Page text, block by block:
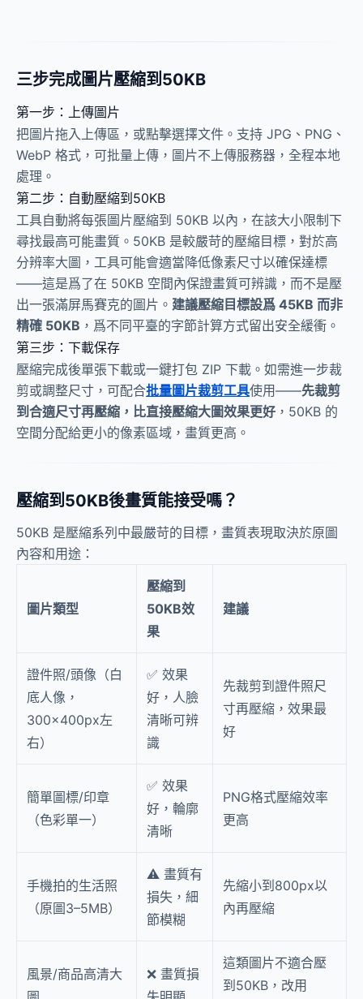
三步完成圖片壓縮到50KB
第一步：上傳圖片
把圖片拖入上傳區，或點擊選擇文件。支持 JPG、PNG、
WebP 格式，可批量上傳，圖片不上傳服務器，全程本地
處理。
第二步：自動壓縮到50KB
工具自動將每張圖片壓縮到 50KB 以內，在該大小限制下
尋找最高可能畫質。50KB 是較嚴苛的壓縮目標，對於高
分辨率大圖，工具可能會適當降低像素尺寸以確保達標
——這是爲了在 50KB 空間內保證畫質可辨識，而不是壓
出一張滿屏馬賽克的圖片。 建議壓縮目標設爲 45KB 而非
精確 50KB ，爲不同平臺的字節計算方式留出安全緩衝。
第三步：下載保存
壓縮完成後單張下載或一鍵打包 ZIP 下載。如需進一步裁
剪或調整尺寸，可配合批量圖片裁剪工具使用——先裁剪
到合適尺寸再壓縮，比直接壓縮大圖效果更好 ，50KB 的
空間分配給更小的像素區域，畫質更高。
壓縮到50KB後畫質能接受嗎？
50KB 是壓縮系列中最嚴苛的目標，畫質表現取決於原圖
內容和用途：
圖片類型
壓縮到
50KB效
果
建議
證件照/頭像（白
底人像，
300×400px左
右）
✅ 效果
好，人臉
清晰可辨
識
先裁剪到證件照尺
寸再壓縮，效果最
好
簡單圖標/印章
（色彩單一）
✅ 效果
好，輪廓
清晰
PNG格式壓縮效率
更高
手機拍的生活照
（原圖3–5MB）
⚠️ 畫質有
損失，細
節模糊
先縮小到800px以
內再壓縮
風景/商品高清大
❌ 畫質損
這類圖片不適合壓
到50KB，改用